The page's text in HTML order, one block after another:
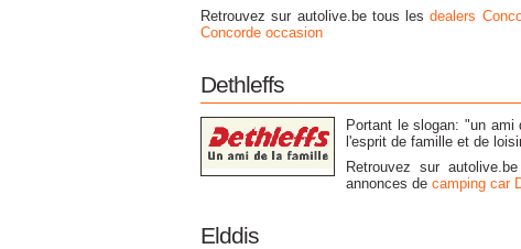
Retrouvez sur autolive.be tous lesdealers
Concorde occasion
Dethleffs
Portant le slogan: "un
l'esprit de famille et de
Retrouvez sur
annonces de camping car
Elddis